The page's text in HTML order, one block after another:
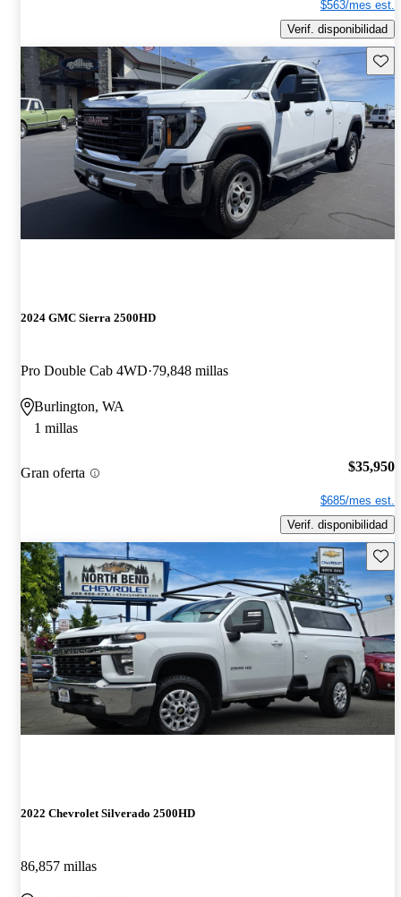
$563/mes est.
Verif. disponibilidad
2024 GMC Sierra 2500HD
Pro Double Cab 4WD 79,848 millas
Burlington, WA
1 millas
Gran oferta $35,950
$685/mes est.
Verif. disponibilidad
2022 Chevrolet Silverado 2500HD
86,857 millas